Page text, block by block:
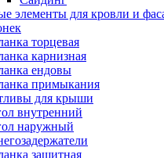
элементы для кровли и
торцевая
карнизная
ендовы
примыкания
для крыши
внутренний
наружный
защитная